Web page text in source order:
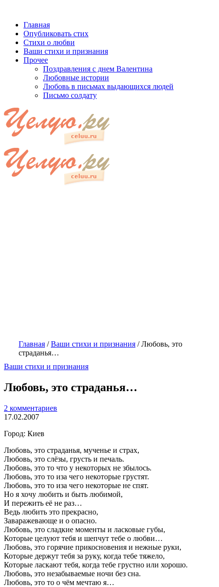
Главная
Опубликовать стих
Стихи о любви
Ваши стихи и признания
Прочее
Поздравления с днем Валентина
Любовные истории
Любовь в письмах выдающихся людей
Письмо солдату
Главная /Ваши стихи и признания /Любовь, это
страданья…
Ваши стихи и признания
Любовь, это страданья…
2 комментариев
17.02.2007
Город: Киев
Любовь, это страданья, мученье и страх,
Любовь, это слёзы, грусть и печаль.
Любовь, это то что у некоторых не збылось.
Любовь, это то иза чего некоторые грустят.
Любовь, это то иза чего некоторые не спят.
Но я хочу любить и быть любимой,
И пережить её не раз…
Ведь любить это прекрасно,
Заваражевающе и о опасно.
Любовь, это сладкие моменты и ласковые губы,
Которые целуют тебя и шепчут тебе о любви…
Любовь, это горячие прикосновения и нежные руки,
Которые держут тебя за руку, когда тебе тяжело,
Которые ласкают тебя, когда тебе грустно или хорошо.
Любовь, это незабываемые ночи без сна.
Любовь, это то о чём мечтаю я…